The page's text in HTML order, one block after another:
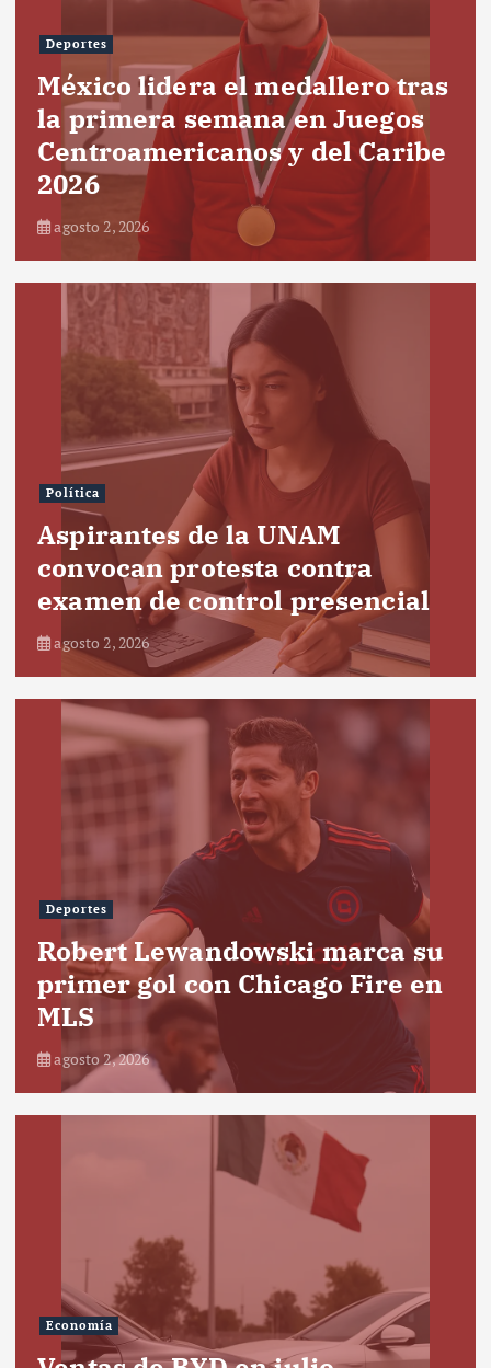
Deportes
México lidera el medallero tras
la primera semana en Juegos
Centroamericanos y del Caribe
2026
agosto 2, 2026
Política
Aspirantes de la UNAM
convocan protesta contra
examen de control presencial
agosto 2, 2026
Deportes
Robert Lewandowski marca su
primer gol con Chicago Fire en
MLS
agosto 2, 2026
Economía